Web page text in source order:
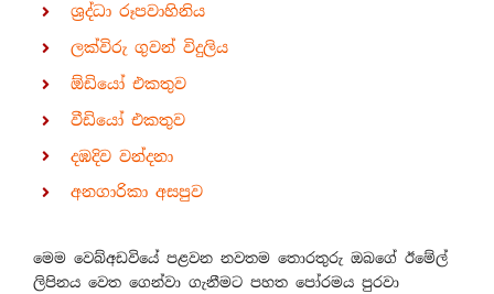
ශ්‍රද්ධා රූපවාහිනිය
ලක්විරු ගුවන් විදුලිය
ඕඩියෝ එකතුව
වීඩියෝ එකතුව
දඹදිව වන්දනා
අනගාරිකා අසපුව
මෙම වෙබ්අඩවියේ පළවන නවතම තොරතුරු ඔබගේ ඊමේල්
ලිපිනය වෙත ගෙන්වා ගැනීමට පහත පෝරමය පුරවා